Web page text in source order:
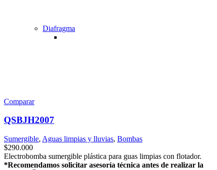
Diafragma
Comparar
QSBJH2007
Sumergible, Aguas limpias y lluvias, Bombas
$290.000
Electrobomba sumergible plástica para guas limpias con flotador.
*Recomendamos solicitar asesoría técnica antes de realizar la